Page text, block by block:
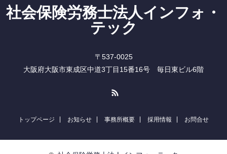
社会保険労務士法人インフォ・
テック
〒537-0025
大阪府大阪市東成区中道3丁目15番16号 毎日東ビル6階
トップページ お知らせ 事務所概要 採用情報 お問合せ